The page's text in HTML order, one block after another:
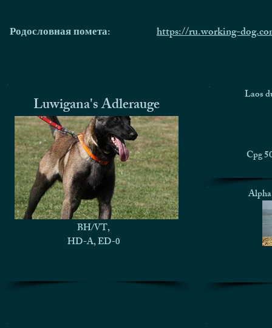
Родословная помета: https://ru.working-
Luwigana's Adlerauge
BH/VT,
HD-A, ED-0
Laos
Cpg
Alpha